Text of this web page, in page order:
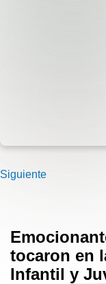
Siguiente
tocaron en
Infantil y